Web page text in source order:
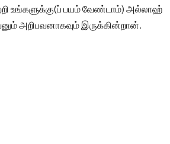
உங்களுக்கு(ப் பயம் வேண்டாம்) அல்லாஹ்
அறிபவனாகவும் இருக்கின்றான்.